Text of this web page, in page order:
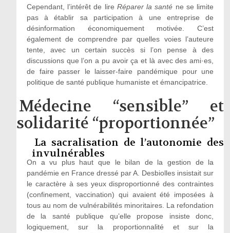
Cependant, l’intérêt de lire Réparer la santé ne se limite
pas à établir sa participation à une entreprise de
désinformation économiquement motivée. C’est
également de comprendre par quelles voies l’auteure
tente, avec un certain succès si l’on pense à des
discussions que l’on a pu avoir ça et là avec des ami·es,
de faire passer le laisser-faire pandémique pour une
politique de santé publique humaniste et émancipatrice.
Médecine “sensible” et
solidarité “proportionnée”
La sacralisation de l’autonomie des
invulnérables
On a vu plus haut que le bilan de la gestion de la
pandémie en France dressé par A. Desbiolles insistait sur
le caractère à ses yeux disproportionné des contraintes
(confinement, vaccination) qui avaient été imposées à
tous au nom de vulnérabilités minoritaires. La refondation
de la santé publique qu’elle propose insiste donc,
logiquement, sur la proportionnalité et sur la